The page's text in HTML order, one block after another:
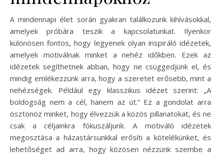
A mindennapi élet során gyakran találkozunk kihívásokkal,
amelyek próbára teszik a kapcsolatunkat. Ilyenkor
különösen fontos, hogy legyenek olyan inspiráló idézetek,
amelyek motiválnak minket a nehéz időkben. Ezek az
idézetek segíthetnek abban, hogy ne csüggedjünk el, és
mindig emlékezzünk arra, hogy a szeretet erősebb, mint a
nehézségek. Például egy klasszikus idézet szerint: „A
boldogság nem a cél, hanem az út.” Ez a gondolat arra
ösztönöz minket, hogy élvezzük a közös pillanatokat, és ne
csak a céljainkra fókuszáljunk. A motiváló idézetek
megosztása a házastársunkkal erősíti a kötelékünket, és
lehetőséget ad arra, hogy közösen nézzünk szembe a